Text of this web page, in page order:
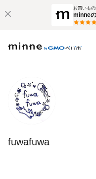
お買いも
minne
fuwafuwa